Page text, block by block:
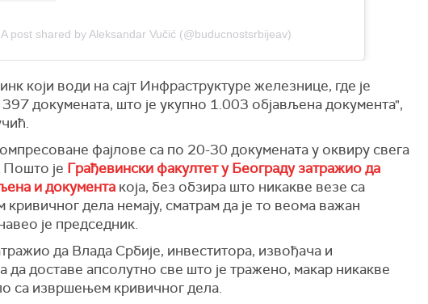
A post shared by Aleksandar Vučić (@buducnostsrbijeav)
који води на сајт Инфраструктуре железнице, где је
докумената, што је укупно 1.003 објављена документа",
фајлове са по 20-30 докумената у оквиру свега
Пошто је Грађевински факултет у Београду затражио да
и документа која, без обзира што никакве везе са
дела немају, сматрам да је то веома важан
је председник.
да Влада Србије, инвеститора, извођача и
да доставе апсолутно све што је тражено, макар никакве
са извршењем кривичног дела.